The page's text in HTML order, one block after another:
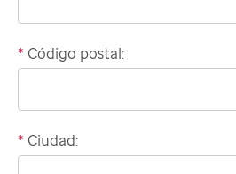
* Código postal:
* Ciudad: